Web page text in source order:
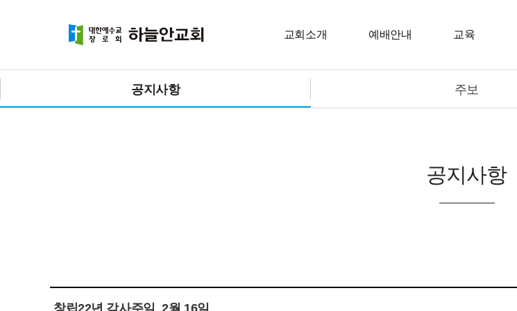
교회소개 예배안내 교육
공지사항 주보
공지사항
창립22년 감사주일_2월 16일